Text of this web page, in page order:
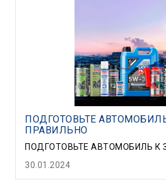
ПОДГОТОВЬТЕ
ПРАВИЛЬНО
ПОДГОТОВЬТЕ АВТОМОБИЛЬ К
30.01.2024